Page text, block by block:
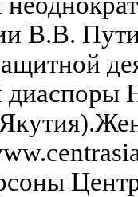
В.В.
диаспоры